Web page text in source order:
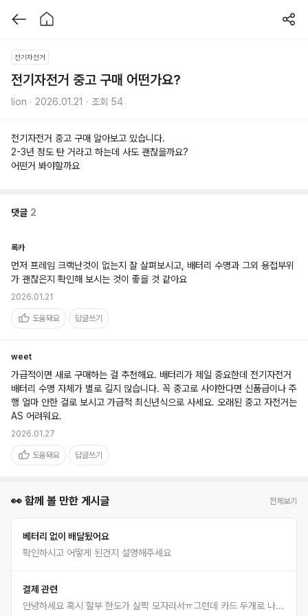
전기자전거
전기자전거 중고 구매 어떤가요?
lion ∙ 2026.01.21 ∙ 조회 54
전기자전거 중고 구매 알아보고 있습니다.
2-3년 정도 탄 거라고 하는데 사도 괜찮을까요?
어떤거 봐야할까요
댓글 2
록카
먼저 프레임 크랙난것이 없는지 잘 살펴보시고, 배터리 수명과 그외 용접부위
가 괜찮은지 확인해 보시는 것이 좋을 것 같아요
2026.01.21
도움돼요 답글쓰기
weet
가급적이면 새로 구매하는 걸 추천해요. 배터리가 제일 중요한데 전기자전거
배터리 수명 자체가 별로 길지 않습니다. 꼭 중고로 사야한다면 신품급이나 주
행 얼마 안한 걸로 보시고 가급적 최신년식으로 사세요. 오래된 중고 자전거는
AS 어려워요.
2026.01.27
도움돼요 답글쓰기
👀 함께 볼 만한 게시글 전체보기
베터리 없이 배달됬어요
확인하시고 어떻게 된건지 설명해주세요
결제 관련
안녕하세요 혹시 할부 한도가 살짝 모자라서ㅠ그런데 카드 두개로 나눠살수있을까요??ㅠ 아버지 생신선물이라 꼭 드리고 싶어요ㅠㅠ!!!